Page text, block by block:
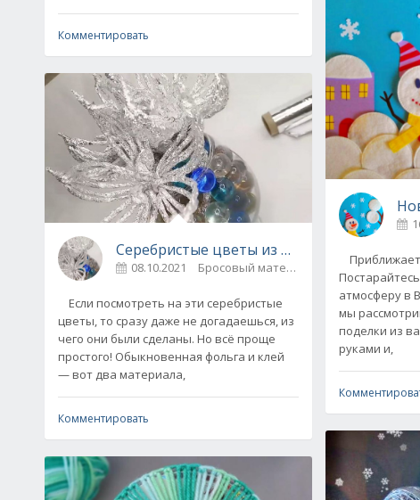
Комментировать
Серебристые цветы из фольги - мастер-
08.10.2021 Бросовый материал
Если посмотреть на эти серебристые
цветы, то сразу даже не догадаешься, из
чего они были сделаны. Но всё проще
простого! Обыкновенная фольга и клей
— вот два материала,
Комментировать
атмосферу в
мы
поделки из
руками и,